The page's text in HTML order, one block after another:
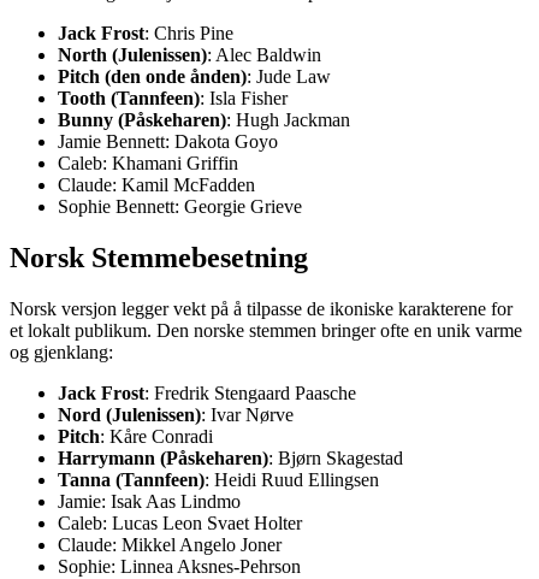
Jack Frost: Chris Pine
North (Julenissen): Alec Baldwin
Pitch (den onde ånden): Jude Law
Tooth (Tannfeen): Isla Fisher
Bunny (Påskeharen): Hugh Jackman
Jamie Bennett: Dakota Goyo
Caleb: Khamani Griffin
Claude: Kamil McFadden
Sophie Bennett: Georgie Grieve
Norsk Stemmebesetning
Norsk versjon legger vekt på å tilpasse de ikoniske karakterene for
et lokalt publikum. Den norske stemmen bringer ofte en unik varme
og gjenklang:
Jack Frost: Fredrik Stengaard Paasche
Nord (Julenissen): Ivar Nørve
Pitch: Kåre Conradi
Harrymann (Påskeharen): Bjørn Skagestad
Tanna (Tannfeen): Heidi Ruud Ellingsen
Jamie: Isak Aas Lindmo
Caleb: Lucas Leon Svaet Holter
Claude: Mikkel Angelo Joner
Sophie: Linnea Aksnes-Pehrson